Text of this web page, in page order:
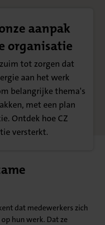
aanpak
organisatie
tot zorgen dat
aan het werk
belangrijke thema's
met een plan
Ontdek hoe CZ
versterkt.
dat medewerkers zich
hun werk. Dat ze